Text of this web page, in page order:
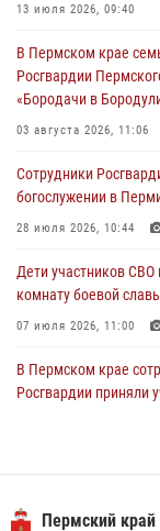
ведомственной
24 июля 2026, 08:45
Юные защитники
24 июля 2026, 08:43
13 июля 2026, 09:40
В Пермском крае
Росгвардии
«Бородачи в
03 августа 2026, 11:06
Сотрудники
богослужении в
28 июля 2026, 10:44
Дети участников СВО
комнату боевой
07 июля 2026, 11:00
В Пермском крае
Росгвардии приняли
прошлоПермский край